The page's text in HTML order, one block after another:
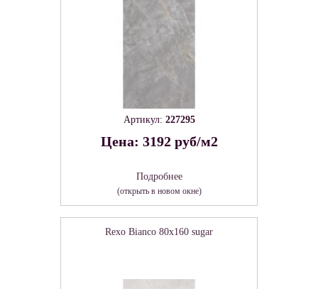
Артикул: 227295
Цена: 3192 руб/м2
Подробнее
(открыть в новом окне)
Rexo Bianco 80х160 sugar